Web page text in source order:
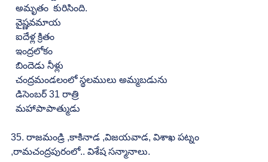
అమృతం  కురిసింది.
వైష్ణవమాయ
ఐదేళ్ల క్రితం
ఇంద్రలోకం
బిందెడు నీళ్లు
చంద్రమండలంలో స్థలములు అమ్మబడును
డిసెంబర్ 31 రాత్రి
మహాపాపాత్ముడు
35. రాజమండ్రి ,కాకినాడ ,విజయవాడ, విశాఖ పట్నం
,రామచంద్రపురంలో.. విశేష సన్మానాలు.